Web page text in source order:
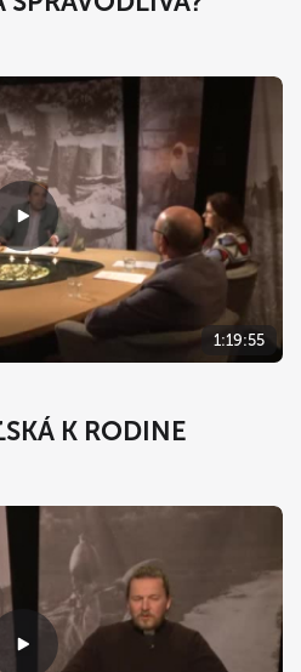
1:19:55
K RODINE